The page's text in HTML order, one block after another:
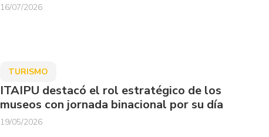
16/07/2026
TURISMO
ITAIPU destacó el rol estratégico de los
museos con jornada binacional por su día
19/05/2026